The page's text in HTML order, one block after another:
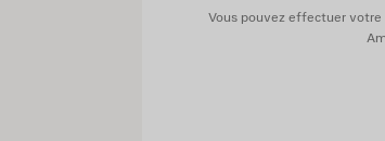
Vous pouvez effectuer votre